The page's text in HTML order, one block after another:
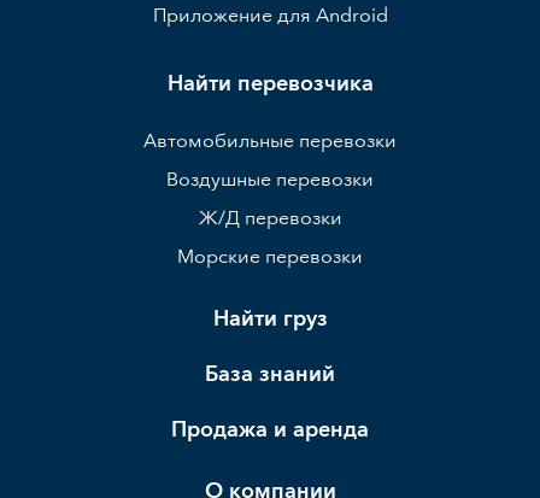
Найти перевозчика
Автомобильные перевозки
Воздушные перевозки
Ж/Д перевозки
Морские перевозки
Найти груз
База знаний
Продажа и аренда
О компании
Приложение для Android